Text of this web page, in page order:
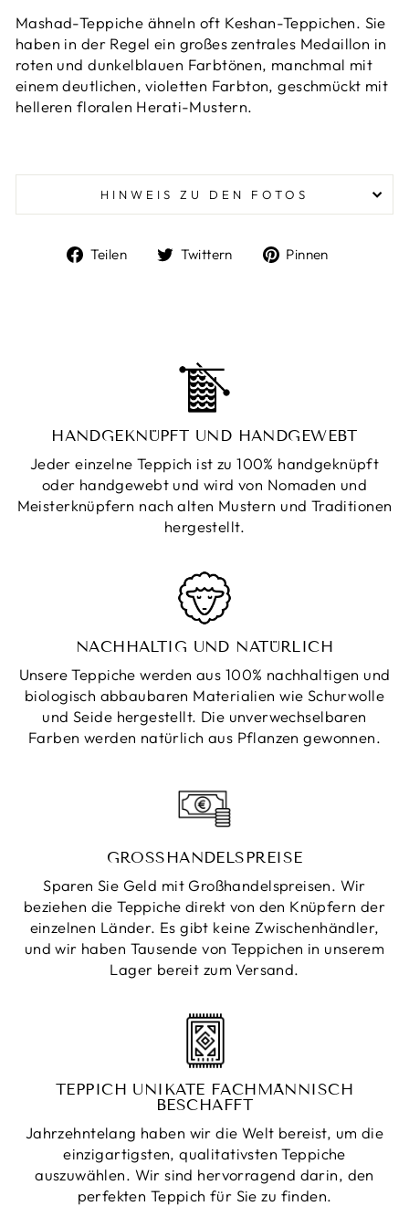
Mashad-Teppiche ähneln oft Keshan-Teppichen. Sie
haben in der Regel ein großes zentrales Medaillon in
roten und dunkelblauen Farbtönen, manchmal mit
einem deutlichen, violetten Farbton, geschmückt mit
helleren floralen Herati-Mustern.
HINWEIS ZU DEN FOTOS
Teilen
Auf
Twittern
Auf
Pinnen
HANDGEKNÜPFT UND HANDGEWEBT
Jeder einzelne Teppich ist zu 100% handgeknüpft
oder handgewebt und wird von Nomaden und
Meisterknüpfern nach alten Mustern und Traditionen
hergestellt.
NACHHALTIG UND NATÜRLICH
Unsere Teppiche werden aus 100% nachhaltigen und
biologisch abbaubaren Materialien wie Schurwolle
und Seide hergestellt. Die unverwechselbaren
Farben werden natürlich aus Pflanzen gewonnen.
GROSSHANDELSPREISE
Sparen Sie Geld mit Großhandelspreisen. Wir
beziehen die Teppiche direkt von den Knüpfern der
einzelnen Länder. Es gibt keine Zwischenhändler,
und wir haben Tausende von Teppichen in unserem
Lager bereit zum Versand.
TEPPICH UNIKATE FACHMÄNNISCH
BESCHAFFT
Jahrzehntelang haben wir die Welt bereist, um die
einzigartigsten, qualitativsten Teppiche
auszuwählen. Wir sind hervorragend darin, den
perfekten Teppich für Sie zu finden.